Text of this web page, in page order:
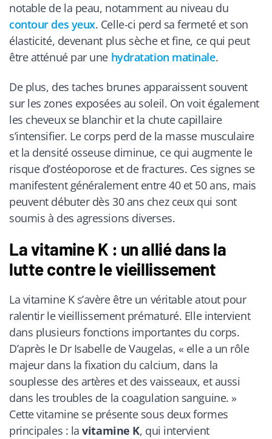
notable de la peau, notamment au niveau du
contour des yeux. Celle-ci perd sa fermeté et son
élasticité, devenant plus sèche et fine, ce qui peut
être atténué par une hydratation matinale.
De plus, des taches brunes apparaissent souvent
sur les zones exposées au soleil. On voit également
les cheveux se blanchir et la chute capillaire
s’intensifier. Le corps perd de la masse musculaire
et la densité osseuse diminue, ce qui augmente le
risque d’ostéoporose et de fractures. Ces signes se
manifestent généralement entre 40 et 50 ans, mais
peuvent débuter dès 30 ans chez ceux qui sont
soumis à des agressions diverses.
La vitamine K : un allié dans la
lutte contre le vieillissement
La vitamine K s’avère être un véritable atout pour
ralentir le vieillissement prématuré. Elle intervient
dans plusieurs fonctions importantes du corps.
D’après le Dr Isabelle de Vaugelas, « elle a un rôle
majeur dans la fixation du calcium, dans la
souplesse des artères et des vaisseaux, et aussi
dans les troubles de la coagulation sanguine. »
Cette vitamine se présente sous deux formes
principales : lavitamine K, qui intervient